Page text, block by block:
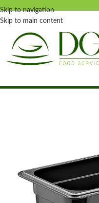
Skip to navigation
Skip to main content